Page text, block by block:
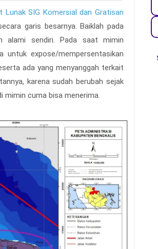
Lunak SIG Komersial dan Gratisan
garis besarnya. Baiklah pada
alami sendiri. Pada saat mimin
expose/mempersentasikan
ada yang menyanggah terkait
karena sudah berubah sejak
mimin cuma bisa menerima.